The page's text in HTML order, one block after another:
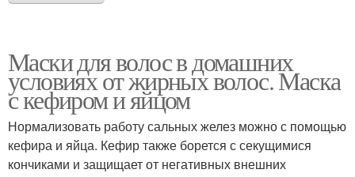
Маски для волос в домашних
условиях от жирных волос. Маска
с кефиром и яйцом
Нормализовать работу сальных желез можно с помощью
кефира и яйца. Кефир также борется с секущимися
кончиками и защищает от негативных внешних